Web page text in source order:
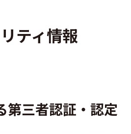
ティ情報
第三者認証・認定